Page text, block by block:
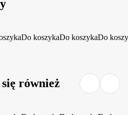
Do koszykaDo koszykaDo
również